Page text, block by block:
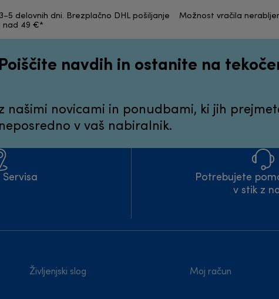
delovnih dni. Brezplačno DHL pošiljanje
nad 49 €*
Možnost vračila
Poiščite navdih in ostanite na
našimi novicami in ponudbami, ki jih
neposredno v vaš nabiralnik.
Potrebujete
v stik z
Življenjski slog Moj račun